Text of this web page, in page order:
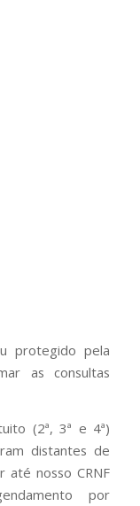
protegido pela
as consultas
(2ª, 3ª e 4ª)
distantes de
nosso CRNF
por